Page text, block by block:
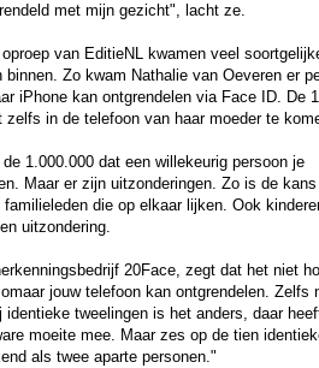
met mijn gezicht", lacht ze.
van EditieNL kwamen veel
Zo kwam Nathalie van Oeveren er
iPhone kan ontgrendelen via Face ID. De
zelfs in de telefoon van haar moeder te
1.000.000 dat een willekeurig persoon je
Maar er zijn uitzonderingen. Zo is de kans
die op elkaar lijken. Ook
uitzondering.
20Face, zegt dat het niet
jouw telefoon kan ontgrendelen. Zelfs
tweelingen is het anders, daar
moeite mee. Maar zes op de tien
als twee aparte personen."